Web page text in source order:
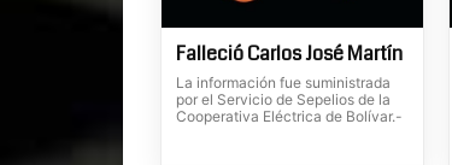
Falleció Carlos José Martín
La información fue suministrada
por el Servicio de Sepelios de la
Cooperativa Eléctrica de Bolívar.-